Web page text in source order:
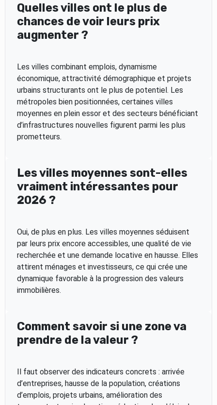
Quelles villes ont le plus de
chances de voir leurs prix
augmenter ?
Les villes combinant emplois, dynamisme
économique, attractivité démographique et projets
urbains structurants ont le plus de potentiel. Les
métropoles bien positionnées, certaines villes
moyennes en plein essor et des secteurs bénéficiant
d’infrastructures nouvelles figurent parmi les plus
prometteurs.
Les villes moyennes sont-elles
vraiment intéressantes pour
2026 ?
Oui, de plus en plus. Les villes moyennes séduisent
par leurs prix encore accessibles, une qualité de vie
recherchée et une demande locative en hausse. Elles
attirent ménages et investisseurs, ce qui crée une
dynamique favorable à la progression des valeurs
immobilières.
Comment savoir si une zone va
prendre de la valeur ?
Il faut observer des indicateurs concrets : arrivée
d’entreprises, hausse de la population, créations
d’emplois, projets urbains, amélioration des